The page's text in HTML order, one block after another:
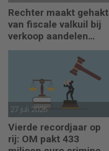
Rechter maakt gehakt
van fiscale valkuil bij
verkoop aandelen
door oprichters
27 juli 2026
Vierde recordjaar op
rij: OM pakt 433